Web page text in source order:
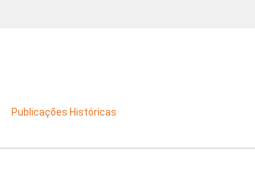
Publicações Históricas